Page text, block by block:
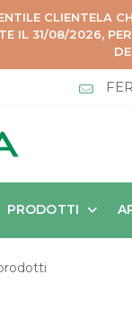
CLIENTELA
IL 31/08/2026,
PRODOTTI